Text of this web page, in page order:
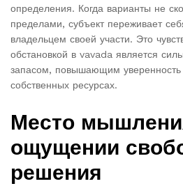
определения. Когда варианты не
пределами, субъект переживает
владельцем своей участи. Это
обстановкой в vavada является
запасом, повышающим уверенность
собственных ресурсах.
Место
ощущении
решения